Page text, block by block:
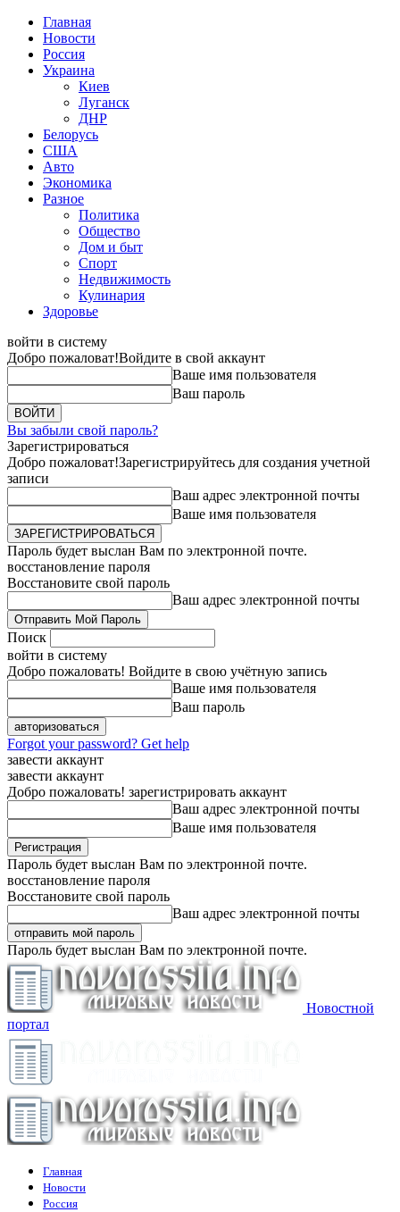
Главная
Новости
Россия
Украина
Киев
Луганск
ДНР
Белорусь
США
Авто
Экономика
Разное
Политика
Общество
Дом и быт
Спорт
Недвижимость
Кулинария
Здоровье
войти в систему
Добро пожаловат!Войдите в свой аккаунт
Ваше имя пользователя
Ваш пароль
Вы забыли свой пароль?
Зарегистрироваться
Добро пожаловат!Зарегистрируйтесь для создания учетной
записи
Ваш адрес электронной почты
Ваше имя пользователя
Пароль будет выслан Вам по электронной почте.
восстановление пароля
Восстановите свой пароль
Ваш адрес электронной почты
Поиск
войти в систему
Добро пожаловать! Войдите в свою учётную запись
Ваше имя пользователя
Ваш пароль
Forgot your password? Get help
завести аккаунт
завести аккаунт
Добро пожаловать! зарегистрировать аккаунт
Ваш адрес электронной почты
Ваше имя пользователя
Пароль будет выслан Вам по электронной почте.
восстановление пароля
Восстановите свой пароль
Ваш адрес электронной почты
Пароль будет выслан Вам по электронной почте.
Новостной
портал
Главная
Новости
Россия